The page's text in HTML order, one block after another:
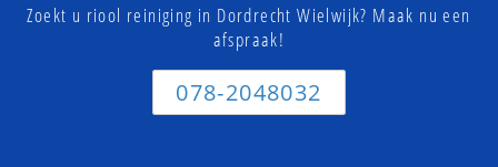
Zoekt u riool reiniging in Dordrecht Wielwijk? Maak nu een
afspraak!
078-2048032